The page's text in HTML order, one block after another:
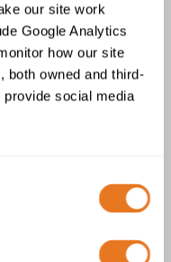
our site work
Google Analytics
how our site
both owned and third-
social media
kV